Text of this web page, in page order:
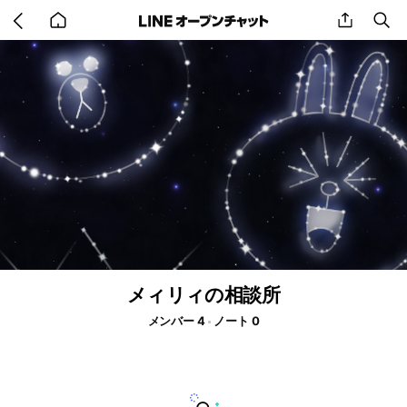
back
to
home
share
メィリィの相談所
メンバー 4 ノート 0